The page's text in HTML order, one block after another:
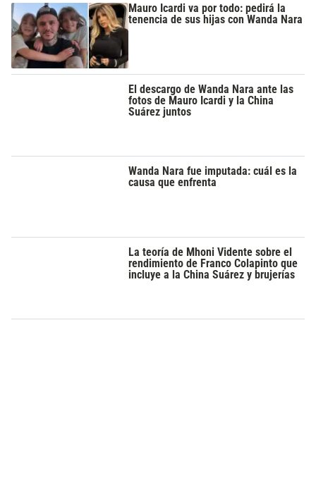
Mauro Icardi va por todo: pedirá la
tenencia de sus hijas con Wanda Nara
El descargo de Wanda Nara ante las
fotos de Mauro Icardi y la China
Suárez juntos
Wanda Nara fue imputada: cuál es la
causa que enfrenta
La teoría de Mhoni Vidente sobre el
rendimiento de Franco Colapinto que
incluye a la China Suárez y brujerías